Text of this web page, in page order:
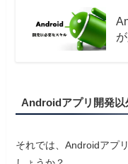
Androidアプリ開発以
それでは、Androidアプ